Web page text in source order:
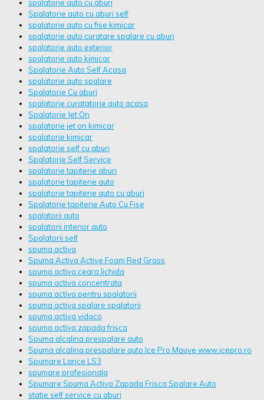
spalatorie auto cu aburi
Spalatorie auto cu aburi self
spalatorie auto cu fise kimicar
spalatorie auto curatare spalare cu aburi
spalatorie auto exterior
spalatorie auto kimicar
Spalatorie Auto Self Acasa
spalatorie auto spalare
Spalatorie Cu aburi
spalatorie curatatorie auto acasa
Spalatorie Jet On
spalatorie jet on kimicar
spalatorie kimicar
spalatorie self cu aburi
Spalatorie Self Service
spalatorie tapiterie aburi
spalatorie tapiterie auto
spalatorie tapiterie auto cu aburi
Spalatorie tapiterie Auto Cu Fise
spalatorii auto
spalatorii interior auto
Spalatorii self
spuma activa
Spuma Activa Active Foam Red Grass
spuma activa ceara lichida
spuma activa concentrata
spuma activa pentru spalatorii
spuma activa spalare spalatorii
spuma activa vidaco
spuma activa zapada frisca
Spuma alcalina prespalare auto
Spuma alcalina prespalare auto Ice Pro Mauve www.icepro.ro
Spumare Lance LS3
spumare profesionala
Spumare Spuma Activa Zapada Frisca Spalare Auto
statie self service cu aburi